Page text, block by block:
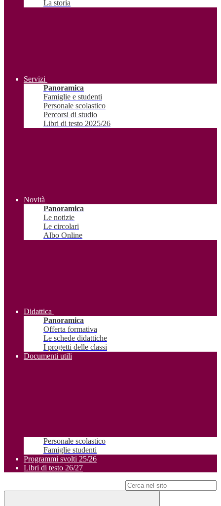
La storia
Servizi
Panoramica
Famiglie e studenti
Personale scolastico
Percorsi di studio
Libri di testo 2025/26
Novità
Panoramica
Le notizie
Le circolari
Albo Online
Didattica
Panoramica
Offerta formativa
Le schede didattiche
I progetti delle classi
Documenti utili
Personale scolastico
Famiglie studenti
Programmi svolti 25/26
Libri di testo 26/27